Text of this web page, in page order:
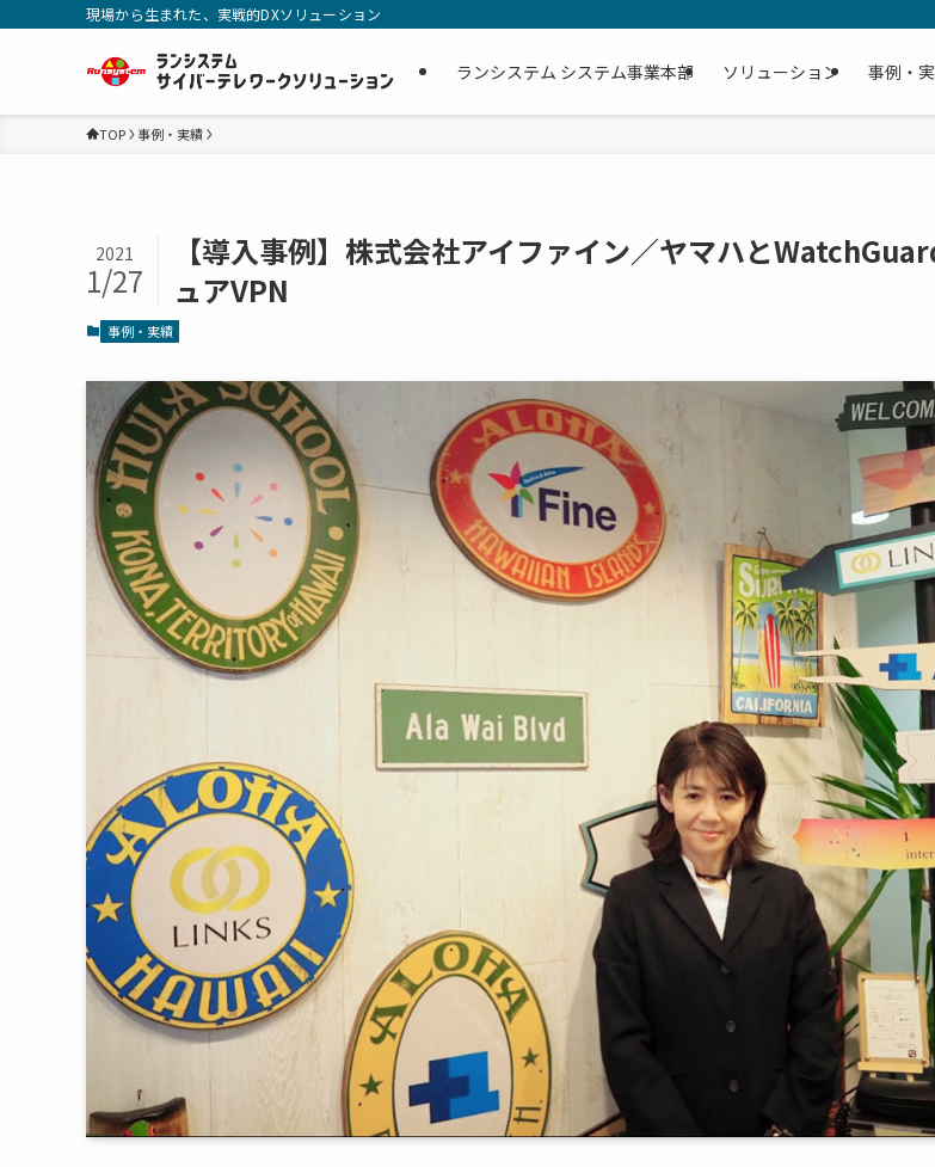
現場から生まれた、実戦的DXソリューション
ランシステム システム事業本部 ソリューション 事例・
TOP 事例・実績
【導入事例】株式会社アイファイン／ヤマハと
ュアVPN
2021
1/27
事例・実績